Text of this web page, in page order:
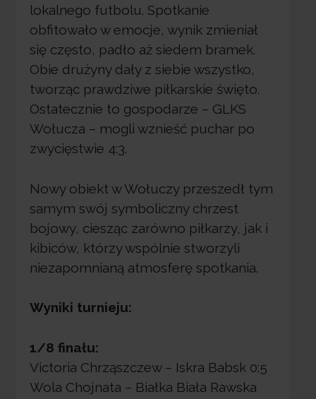
lokalnego futbolu. Spotkanie
obfitowało w emocje, wynik zmieniał
się często, padło aż siedem bramek.
Obie drużyny dały z siebie wszystko,
tworząc prawdziwe piłkarskie święto.
Ostatecznie to gospodarze – GLKS
Wołucza – mogli wznieść puchar po
zwycięstwie 4:3.
Nowy obiekt w Wołuczy przeszedł tym
samym swój symboliczny chrzest
bojowy, ciesząc zarówno piłkarzy, jak i
kibiców, którzy wspólnie stworzyli
niezapomnianą atmosferę spotkania.
Wyniki turnieju:
1/8 finału:
Victoria Chrząszczew – Iskra Babsk 0:5
Wola Chojnata – Białka Biała Rawska